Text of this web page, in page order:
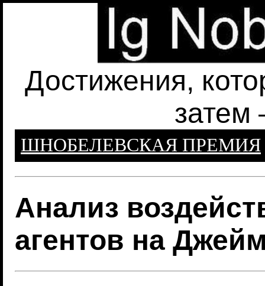
Достижения,
затем
ШНОБЕЛЕВСКАЯ ПРЕМИЯ
Анализ
агентов на